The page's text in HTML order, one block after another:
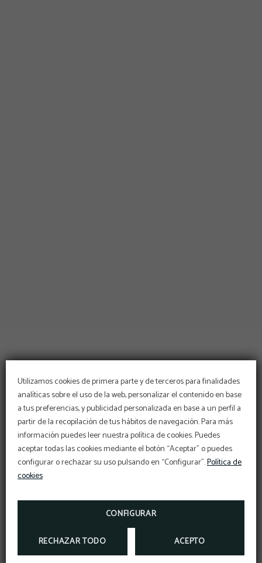
Utilizamos cookies de primera parte y de terceros para finalidades
analíticas sobre el uso de la web, personalizar el contenido en base
a tus preferencias, y publicidad personalizada en base a un perfil a
partir de la recopilación de tus hábitos de navegación. Para más
información puedes leer nuestra política de cookies. Puedes
aceptar todas las cookies mediante el botón “Aceptar” o puedes
configurar o rechazar su uso pulsando en “Configurar”.Política de
cookies
CONFIGURAR
RECHAZAR TODO ACEPTO